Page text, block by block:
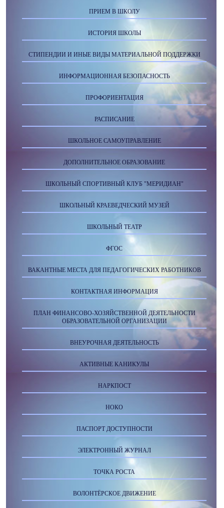
ПРИЕМ В ШКОЛУ
ИСТОРИЯ ШКОЛЫ
СТИПЕНДИИ И ИНЫЕ ВИДЫ МАТЕРИАЛЬНОЙ ПОДДЕРЖКИ
ИНФОРМАЦИОННАЯ БЕЗОПАСНОСТЬ
ПРОФОРИЕНТАЦИЯ
РАСПИСАНИЕ
ШКОЛЬНОЕ САМОУПРАВЛЕНИЕ
ДОПОЛНИТЕЛЬНОЕ ОБРАЗОВАНИЕ
ШКОЛЬНЫЙ СПОРТИВНЫЙ КЛУБ "МЕРИДИАН"
ШКОЛЬНЫЙ КРАЕВЕДЧЕСКИЙ МУЗЕЙ
ШКОЛЬНЫЙ ТЕАТР
ФГОС
ВАКАНТНЫЕ МЕСТА ДЛЯ ПЕДАГОГИЧЕСКИХ РАБОТНИКОВ
КОНТАКТНАЯ ИНФОРМАЦИЯ
ПЛАН ФИНАНСОВО-ХОЗЯЙСТВЕННОЙ ДЕЯТЕЛЬНОСТИ
ОБРАЗОВАТЕЛЬНОЙ ОРГАНИЗАЦИИ
ВНЕУРОЧНАЯ ДЕЯТЕЛЬНОСТЬ
АКТИВНЫЕ КАНИКУЛЫ
НАРКПОСТ
НОКО
ПАСПОРТ ДОСТУПНОСТИ
ЭЛЕКТРОННЫЙ ЖУРНАЛ
ТОЧКА РОСТА
ВОЛОНТЁРСКОЕ ДВИЖЕНИЕ